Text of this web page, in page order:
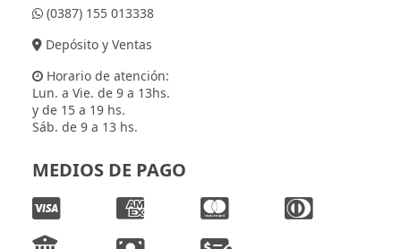
(0387) 155 013338
Depósito y Ventas
Horario de atención:
Lun. a Vie. de 9 a 13hs.
y de 15 a 19 hs.
Sáb. de 9 a 13 hs.
MEDIOS DE PAGO